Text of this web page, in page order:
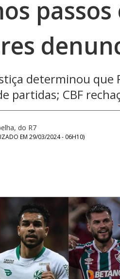
determinou que
partidas; CBF
do R7
EM 29/03/2024 - 06H10)